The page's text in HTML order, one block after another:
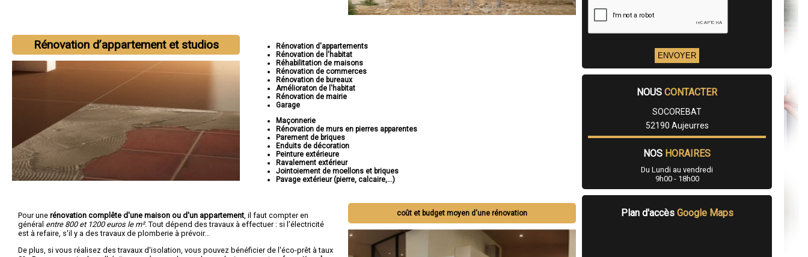
Rénovation d’appartement et studios
Rénovation d'appartements
Rénovation de l'habitat
Réhabilitation de maisons
Rénovation de commerces
Rénovation de bureaux
Amélioraton de l'habitat
Rénovation de mairie
Garage
Maçonnerie
Rénovation de murs en pierres apparentes
Parement de briques
Enduits de décoration
Peinture extérieure
Ravalement extérieur
Jointoiement de moellons et briques
Pavage extérieur (pierre, calcaire,...)
coût et budget moyen d'une rénovation
Pour une rénovation complête d'une maison ou d'un appartement , il faut compter en
général entre 800 et 1200 euros le m². Tout dépend des travaux à effectuer : si l'électricité
est à refaire, s'il y a des travaux de plomberie à prévoir...
De plus, si vous réalisez des travaux d'isolation, vous pouvez bénéficier de l'éco-prêt à taux
NOUS CONTACTER
SOCOREBAT
52190 Aujeurres
NOS HORAIRES
Du Lundi au vendredi
9h00 - 18h00
Plan d'accès Google Maps